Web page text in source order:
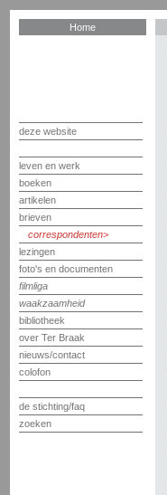
Home
deze website
leven en werk
boeken
artikelen
brieven
correspondenten
lezingen
foto's en documenten
filmliga
waakzaamheid
bibliotheek
over Ter Braak
nieuws/contact
colofon
de stichting/faq
zoeken